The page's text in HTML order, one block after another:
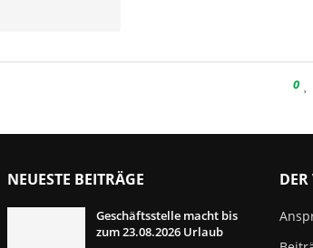
0
NEUESTE BEITRÄGE
Geschäftsstelle macht bis
zum 23.08.2026 Urlaub
DER